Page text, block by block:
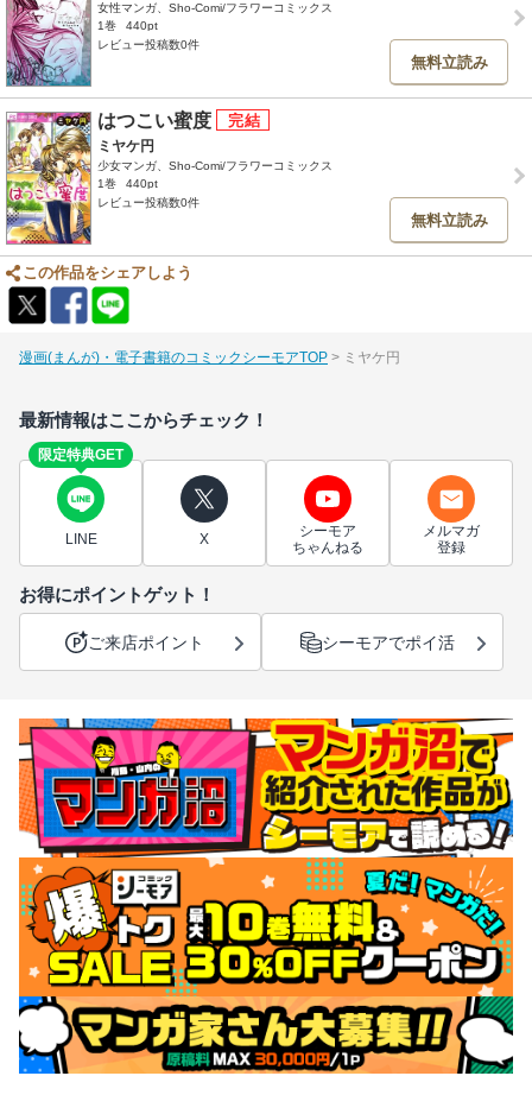
女性マンガ、Sho-Comi/フラワーコミックス
1巻
440pt
レビュー投稿数0件
無料立読み
はつこい蜜度
ミヤケ円
少女マンガ、Sho-Comi/フラワーコミックス
1巻
440pt
レビュー投稿数0件
無料立読み
この作品をシェアしよう
漫画(まんが)・電子書籍のコミックシーモアTOP ミヤケ円
最新情報はここからチェック！
限定特典GET
LINE X
シーモア
ちゃんねる
メルマガ
登録
お得にポイントゲット！
ご来店ポイント シーモアでポイ活